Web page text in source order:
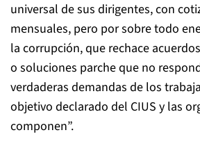
universal de sus dirigentes, con
mensuales, pero por sobre todo
la corrupción, que rechace
o soluciones parche que no
verdaderas demandas de los
objetivo declarado del CIUS y las
componen”.